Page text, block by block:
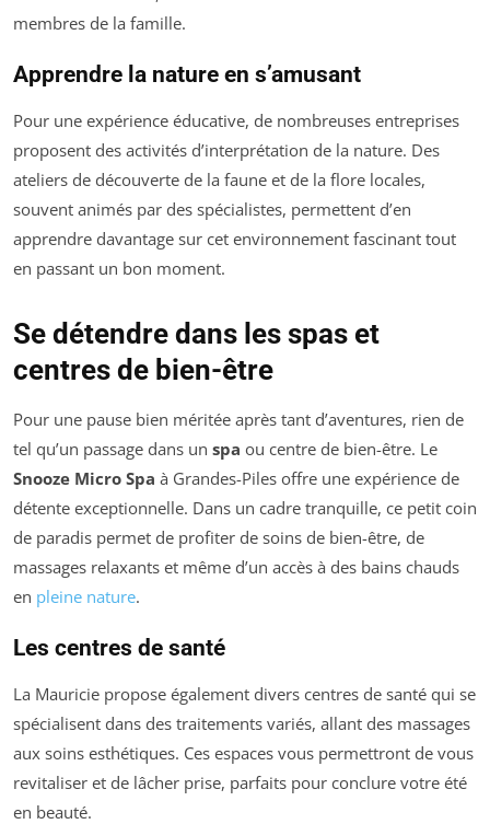
membres de la famille.
Apprendre la nature en s’amusant
Pour une expérience éducative, de nombreuses entreprises
proposent des activités d’interprétation de la nature. Des
ateliers de découverte de la faune et de la flore locales,
souvent animés par des spécialistes, permettent d’en
apprendre davantage sur cet environnement fascinant tout
en passant un bon moment.
Se détendre dans les spas et
centres de bien-être
Pour une pause bien méritée après tant d’aventures, rien de
tel qu’un passage dans un spa ou centre de bien-être. Le
Snooze Micro Spa à Grandes-Piles offre une expérience de
détente exceptionnelle. Dans un cadre tranquille, ce petit coin
de paradis permet de profiter de soins de bien-être, de
massages relaxants et même d’un accès à des bains chauds
en pleine nature.
Les centres de santé
La Mauricie propose également divers centres de santé qui se
spécialisent dans des traitements variés, allant des massages
aux soins esthétiques. Ces espaces vous permettront de vous
revitaliser et de lâcher prise, parfaits pour conclure votre été
en beauté.